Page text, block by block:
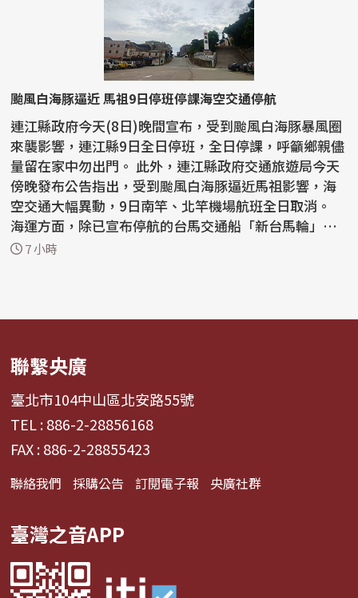
颱風白海豚逼近 馬祖9日停班停課海空交通停航
連江縣政府今天(8日)晚間宣布，受到颱風白海豚暴風圈
來襲影響，連江縣9日全日停班，全日停課，呼籲鄉親儘
量留在家中勿出門。 此外，連江縣政府交通旅遊局今天
傍晚發布公告指出，受到颱風白海豚逼近馬祖影響，海
空交通大幅異動，9日南竿、北竿機場航班全日取消。
海運方面，除已宣布停航的台馬交通船「新台馬輪」、
「...7 小時
聯繫央廣
臺北市104中山區北安路55號
TEL : 886-2-28856168
FAX : 886-2-28855423
聯絡我們 採購公告 訂閱電子報 央廣社群
臺灣之音APP